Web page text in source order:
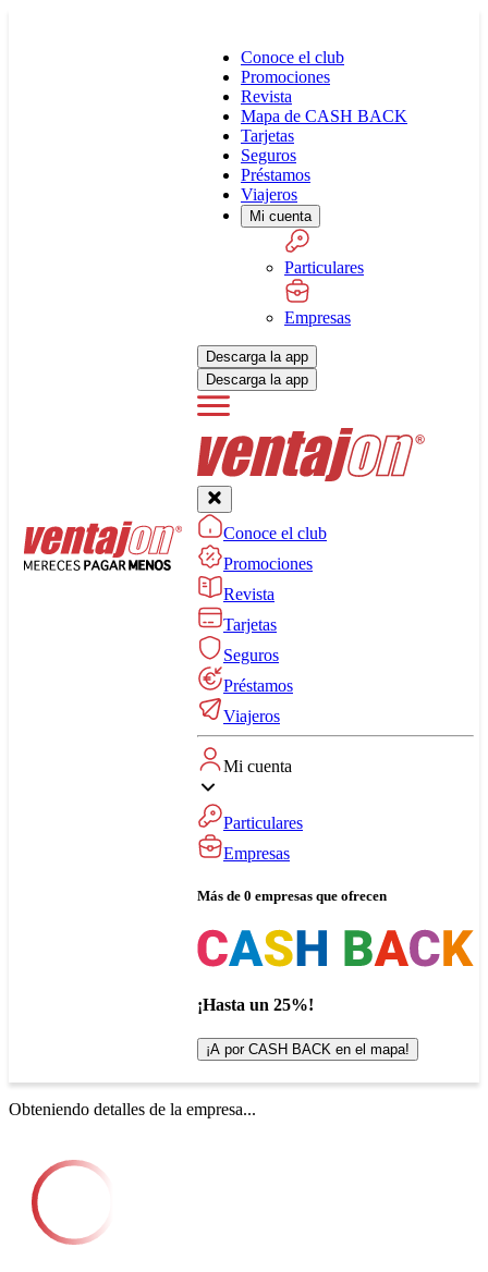
Conoce el club
Promociones
Revista
Mapa de CASH BACK
Tarjetas
Seguros
Préstamos
Viajeros
Mi cuenta
Particulares
Empresas
Descarga la app
Descarga la app
Conoce el club
Promociones
Revista
Tarjetas
Seguros
Préstamos
Viajeros
Mi cuenta
Particulares
Empresas
Más de 0 empresas que ofrecen
¡Hasta un 25%!
¡A por CASH BACK en el mapa!
Obteniendo detalles de la empresa...